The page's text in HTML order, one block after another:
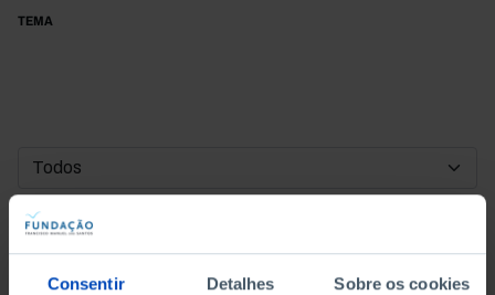
Consentir Detalhes Sobre os cookies
TEMA
DATA DE INÍCIO
DATA DE FIM